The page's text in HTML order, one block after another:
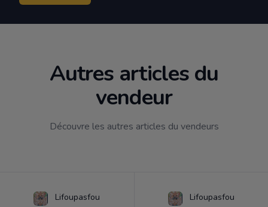
Autres articles du
vendeur
Découvre les autres articles du vendeurs
Lifoupasfou Lifoupasfou